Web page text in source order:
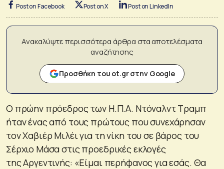
Post on Facebook Post on X Post on LinkedIn
Ανακαλύψτε περισσότερα άρθρα στα αποτελέσματα
αναζήτησης
Προσθήκη του ot.gr στην Google
Ο πρώην πρόεδρος των Η.Π.Α. Ντόναλντ Τραμπ
ήταν ένας από τους πρώτους που συνεχάρησαν
τον Χαβιέρ Μιλέι για τη νίκη του σε βάρος του
Σέρχιο Μάσα στις προεδρικές εκλογές
της Αργεντινής: «Είμαι περήφανος για εσάς. Θα